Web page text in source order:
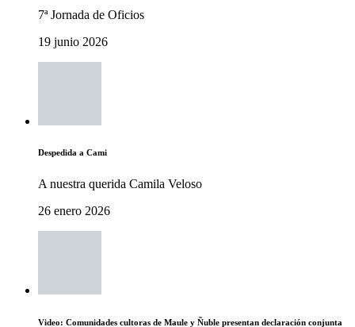
7ª Jornada de Oficios
19 junio 2026
Despedida a Cami
A nuestra querida Camila Veloso
26 enero 2026
Video: Comunidades cultoras de Maule y Ñuble presentan declaración conjunta